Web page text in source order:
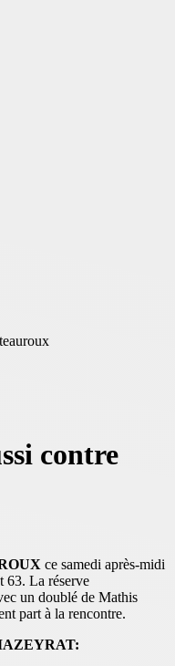
contre
ce samedi après-midi
63. La réserve
un doublé de Mathis
part à la rencontre.